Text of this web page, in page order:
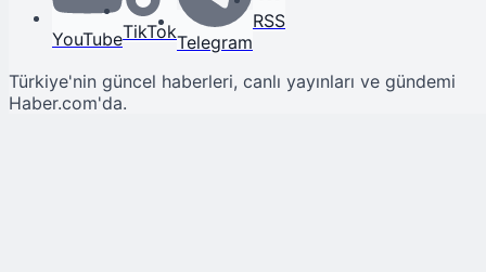
YouTubeTikTokTelegram
RSS
Türkiye'nin güncel haberleri, canlı yayınları ve gündemi
Haber.com'da.